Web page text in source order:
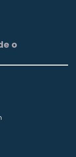
o